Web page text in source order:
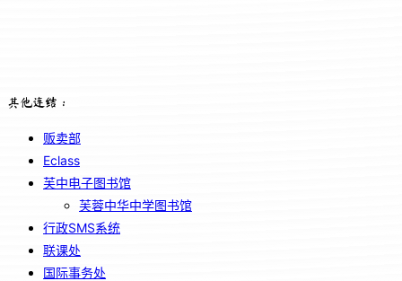
其他连结：
贩卖部
Eclass
芙中电子图书馆
芙蓉中华中学图书馆
行政SMS系统
联课处
国际事务处